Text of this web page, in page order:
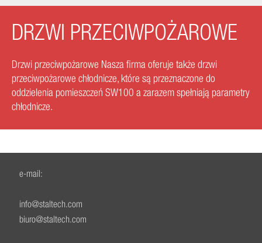
DRZWI PRZECIWPOŻAROWE
Drzwi przeciwpożarowe Nasza firma oferuje także drzwi
przeciwpożarowe chłodnicze, które są przeznaczone do
oddzielenia pomieszczeń SW100 a zarazem spełniają parametry
chłodnicze.
e-mail:
info@staltech.com
biuro@staltech.com